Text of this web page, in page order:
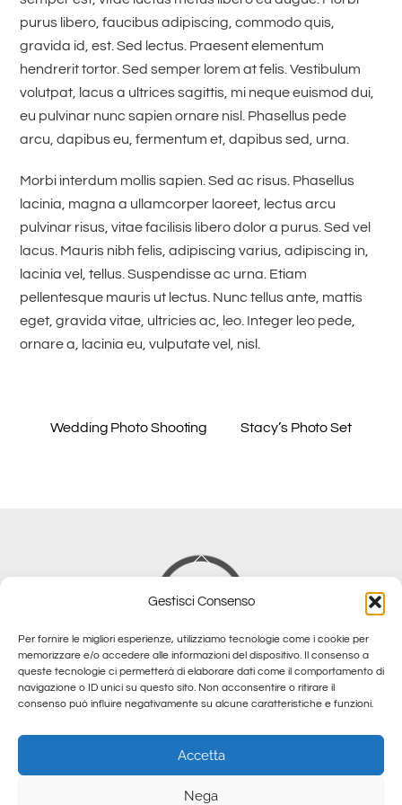
Gestisci Consenso
Per fornire le migliori esperienze, utilizziamo tecnologie come i cookie per
memorizzare e/o accedere alle informazioni del dispositivo. Il consenso a
queste tecnologie ci permetterà di elaborare dati come il comportamento di
navigazione o ID unici su questo sito. Non acconsentire o ritirare il
consenso può influire negativamente su alcune caratteristiche e funzioni.
Accetta
Nega
purus libero, faucibus adipiscing, commodo quis,
gravida id, est. Sed lectus. Praesent elementum
hendrerit tortor. Sed semper lorem at felis. Vestibulum
volutpat, lacus a ultrices sagittis, mi neque euismod dui,
eu pulvinar nunc sapien ornare nisl. Phasellus pede
arcu, dapibus eu, fermentum et, dapibus sed, urna.
Morbi interdum mollis sapien. Sed ac risus. Phasellus
lacinia, magna a ullamcorper laoreet, lectus arcu
pulvinar risus, vitae facilisis libero dolor a purus. Sed vel
lacus. Mauris nibh felis, adipiscing varius, adipiscing in,
lacinia vel, tellus. Suspendisse ac urna. Etiam
pellentesque mauris ut lectus. Nunc tellus ante, mattis
eget, gravida vitae, ultricies ac, leo. Integer leo pede,
ornare a, lacinia eu, vulputate vel, nisl.
Wedding Photo Shooting Stacy’s Photo Set
Back
To
Top
Reserved.